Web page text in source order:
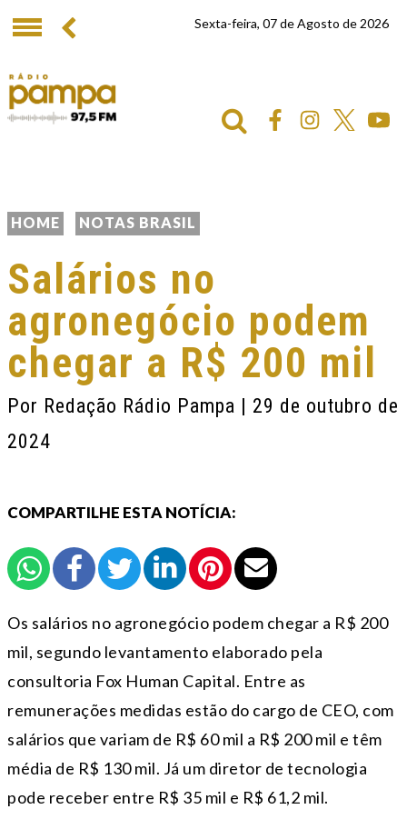
Sexta-feira, 07 de Agosto de 2026
HOME NOTAS BRASIL
Salários no
agronegócio podem
chegar a R$ 200 mil
Por Redação Rádio Pampa | 29 de outubro de
2024
COMPARTILHE ESTA NOTÍCIA:
Os salários no agronegócio podem chegar a R$ 200
mil, segundo levantamento elaborado pela
consultoria Fox Human Capital. Entre as
remunerações medidas estão do cargo de CEO, com
salários que variam de R$ 60 mil a R$ 200 mil e têm
média de R$ 130 mil. Já um diretor de tecnologia
pode receber entre R$ 35 mil e R$ 61,2 mil.